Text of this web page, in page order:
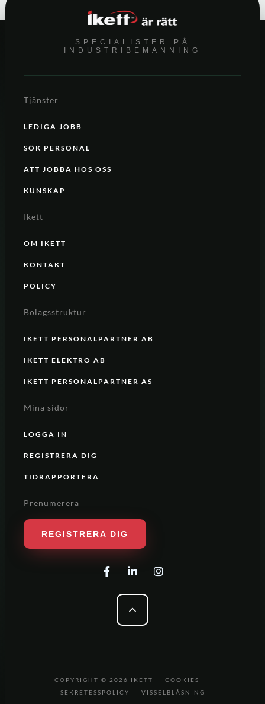
SPECIALISTER PÅ
INDUSTRIBEMANNING
Tjänster
LEDIGA JOBB
SÖK PERSONAL
ATT JOBBA HOS OSS
KUNSKAP
Ikett
OM IKETT
KONTAKT
POLICY
Bolagsstruktur
IKETT PERSONALPARTNER AB
IKETT ELEKTRO AB
IKETT PERSONALPARTNER AS
Mina sidor
LOGGA IN
REGISTRERA DIG
TIDRAPPORTERA
Prenumerera
REGISTRERA DIG
COPYRIGHT © 2026 IKETT
COOKIES
SEKRETESSPOLICY
VISSELBLÅSNING